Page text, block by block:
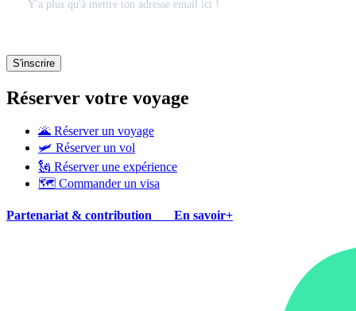
Réserver votre voyage
🌋 Réserver un voyage
🛩 Réserver un vol
🗽 Réserver une expérience
🗺 Commander un visa
Partenariat & contribution En savoir+